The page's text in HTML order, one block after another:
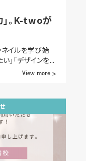
。K-twoが
イルを学び始
」「デザインを...
View more >